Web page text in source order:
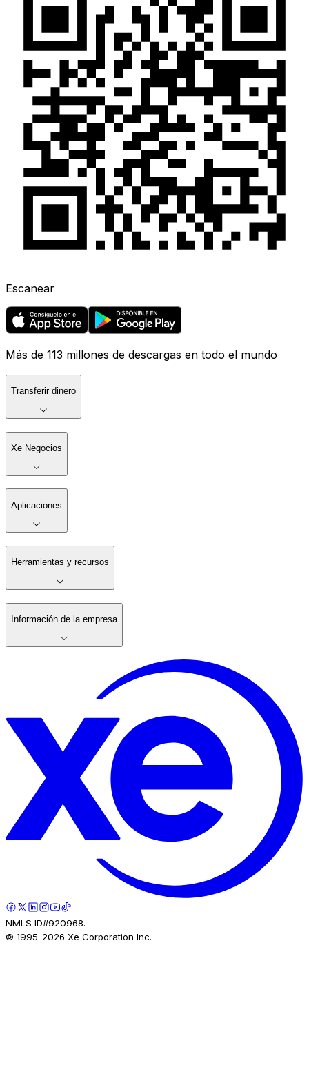
Escanear
Más de 113 millones de descargas en todo el mundo
Transferir dinero
Xe Negocios
Aplicaciones
Herramientas y recursos
Información de la empresa
NMLS ID#920968.
© 1995-2026 Xe Corporation Inc.